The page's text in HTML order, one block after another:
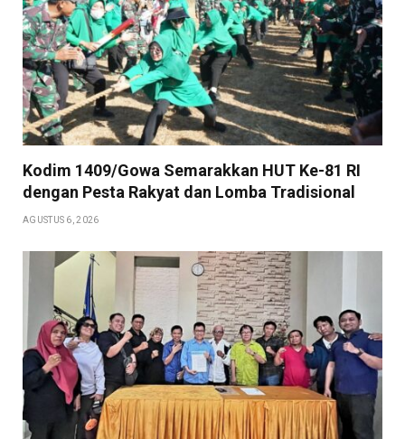
Kodim 1409/Gowa Semarakkan HUT Ke-81 RI
dengan Pesta Rakyat dan Lomba Tradisional
AGUSTUS 6, 2026